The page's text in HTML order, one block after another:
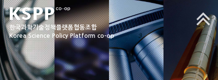
한국과학기술정책플랫폼협동조합
Korea Science Policy Platform co-op